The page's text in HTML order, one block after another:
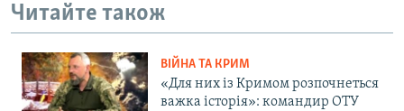
Читайте також
ВІЙНА ТА КРИМ
«Для них із Кримом розпочнеться
важка історія»: командир ОТУ